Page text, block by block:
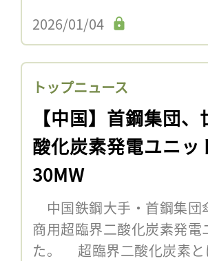
2026/01/04
トップニュース
【中国】首鋼集団
酸化炭素発電ユニ
30MW
中国鉄鋼大手・首鋼集団
商用超臨界二酸化炭素発
た。 超臨界二酸化炭素と